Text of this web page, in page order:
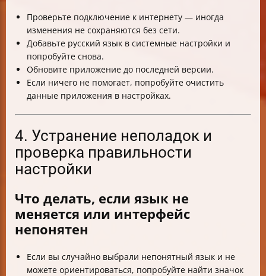
Проверьте подключение к интернету — иногда
изменения не сохраняются без сети.
Добавьте русский язык в системные настройки и
попробуйте снова.
Обновите приложение до последней версии.
Если ничего не помогает, попробуйте очистить
данные приложения в настройках.
4. Устранение неполадок и
проверка правильности
настройки
Что делать, если язык не
меняется или интерфейс
непонятен
Если вы случайно выбрали непонятный язык и не
можете ориентироваться, попробуйте найти значок